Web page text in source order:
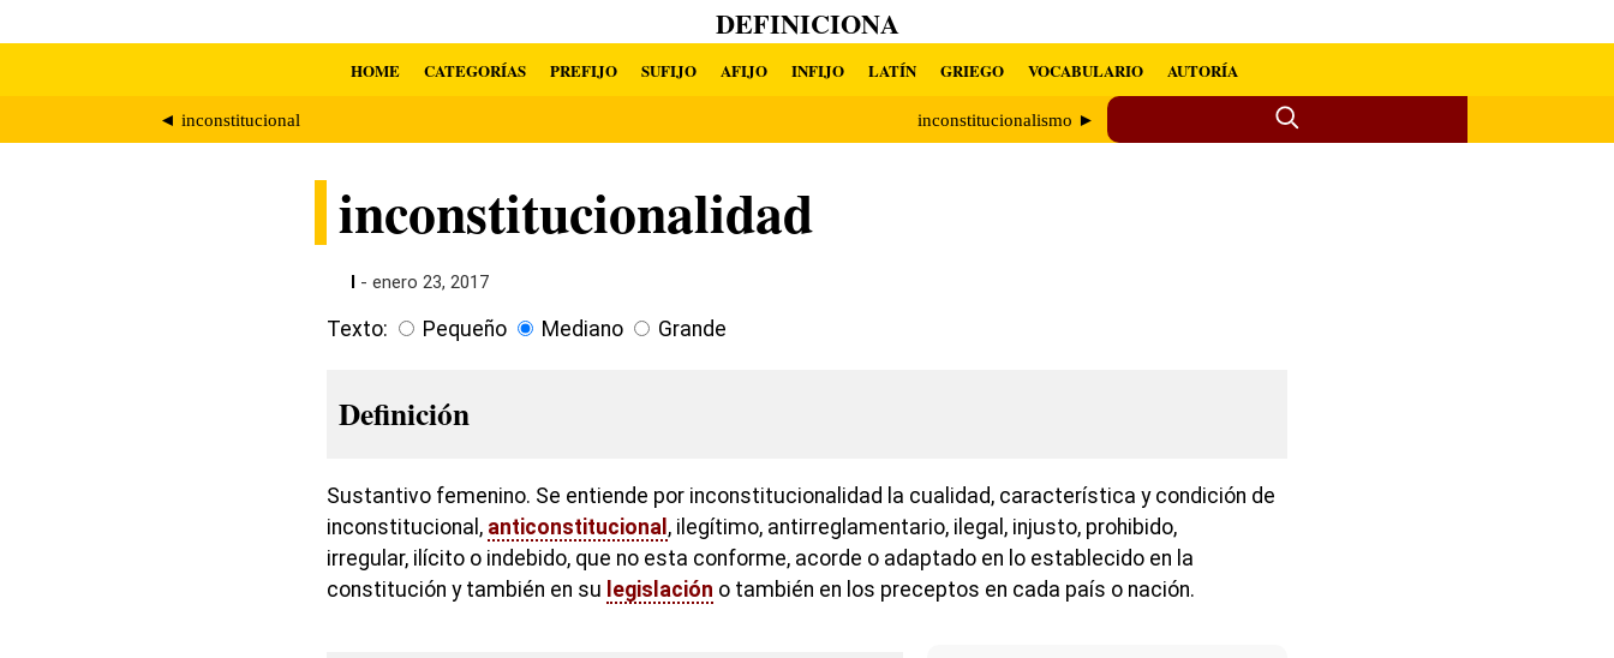
DEFINICIONA
HOME CATEGORÍAS PREFIJO SUFIJO AFIJO INFIJO LATÍN GRIEGO VOCABULARIO AUTORÍA
◄ inconstitucional inconstitucionalismo ►
inconstitucionalidad
- enero 23, 2017
Texto: Pequeño Mediano Grande
Definición
Sustantivo femenino. Se entiende por inconstitucionalidad la cualidad, característica y condición de
inconstitucional, anticonstitucional , ilegítimo, antirreglamentario, ilegal, injusto, prohibido,
irregular, ilícito o indebido, que no esta conforme, acorde o adaptado en lo establecido en la
constitución y también en su legislación o también en los preceptos en cada país o nación.